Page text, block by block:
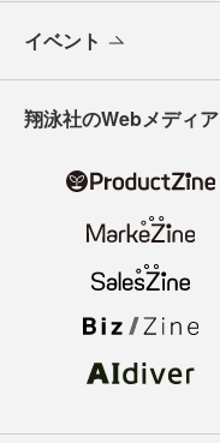
イベント
翔泳社のWebメディア